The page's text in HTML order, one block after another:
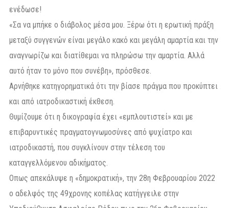
ενέδωσε!
«Σα να μπήκε ο διάβολος μέσα μου. Ξέρω ότι η ερωτική πράξη
μεταξύ συγγενών είναι μεγάλο κακό και μεγάλη αμαρτία και την
αναγνωρίζω και διατίθεμαι να πληρώσω την αμαρτία. Αλλά
αυτό ήταν το μόνο που συνέβη», πρόσθεσε.
Αρνήθηκε κατηγορηματικά ότι την βίασε πράγμα που προκύπτει
και από ιατροδικαστική έκθεση.
Θυμίζουμε ότι η δικογραφία έχει «εμπλουτιστεί» και με
επιβαρυντικές πραγματογνωμοσύνες από ψυχίατρο και
ιατροδικαστή, που συγκλίνουν στην τέλεση του
καταγγελλόμενου αδικήματος.
Οπως απεκάλυψε η «δημοκρατική», την 28η Φεβρουαρίου 2022
ο αδελφός της 49χρονης κοπέλας κατήγγειλε στην